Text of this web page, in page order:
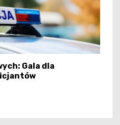
Gala dla